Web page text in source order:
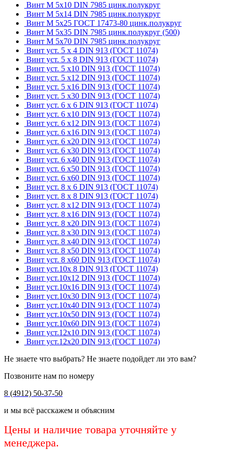
Винт М 5х10 DIN 7985 цинк.полукруг
Винт М 5х14 DIN 7985 цинк.полукруг
Винт М 5х25 ГОСТ 17473-80 цинк.полукруг
Винт М 5х35 DIN 7985 цинк.полукруг (500)
Винт М 5х70 DIN 7985 цинк.полукруг
Винт уст. 5 х 4 DIN 913 (ГОСТ 11074)
Винт уст. 5 х 8 DIN 913 (ГОСТ 11074)
Винт уст. 5 х10 DIN 913 (ГОСТ 11074)
Винт уст. 5 х12 DIN 913 (ГОСТ 11074)
Винт уст. 5 х16 DIN 913 (ГОСТ 11074)
Винт уст. 5 х30 DIN 913 (ГОСТ 11074)
Винт уст. 6 х 6 DIN 913 (ГОСТ 11074)
Винт уст. 6 х10 DIN 913 (ГОСТ 11074)
Винт уст. 6 х12 DIN 913 (ГОСТ 11074)
Винт уст. 6 х16 DIN 913 (ГОСТ 11074)
Винт уст. 6 х20 DIN 913 (ГОСТ 11074)
Винт уст. 6 х30 DIN 913 (ГОСТ 11074)
Винт уст. 6 х40 DIN 913 (ГОСТ 11074)
Винт уст. 6 х50 DIN 913 (ГОСТ 11074)
Винт уст. 6 х60 DIN 913 (ГОСТ 11074)
Винт уст. 8 х 6 DIN 913 (ГОСТ 11074)
Винт уст. 8 х 8 DIN 913 (ГОСТ 11074)
Винт уст. 8 х12 DIN 913 (ГОСТ 11074)
Винт уст. 8 х16 DIN 913 (ГОСТ 11074)
Винт уст. 8 х20 DIN 913 (ГОСТ 11074)
Винт уст. 8 х30 DIN 913 (ГОСТ 11074)
Винт уст. 8 х40 DIN 913 (ГОСТ 11074)
Винт уст. 8 х50 DIN 913 (ГОСТ 11074)
Винт уст. 8 х60 DIN 913 (ГОСТ 11074)
Винт уст.10х 8 DIN 913 (ГОСТ 11074)
Винт уст.10х12 DIN 913 (ГОСТ 11074)
Винт уст.10х16 DIN 913 (ГОСТ 11074)
Винт уст.10х30 DIN 913 (ГОСТ 11074)
Винт уст.10х40 DIN 913 (ГОСТ 11074)
Винт уст.10х50 DIN 913 (ГОСТ 11074)
Винт уст.10х60 DIN 913 (ГОСТ 11074)
Винт уст.12х10 DIN 913 (ГОСТ 11074)
Винт уст.12х20 DIN 913 (ГОСТ 11074)
Не знаете что выбрать? Не знаете подойдет ли это вам?
Позвоните нам по номеру
8 (4912) 50-37-50
и мы всё расскажем и объясним
Цены и наличие товара уточняйте у
менеджера.